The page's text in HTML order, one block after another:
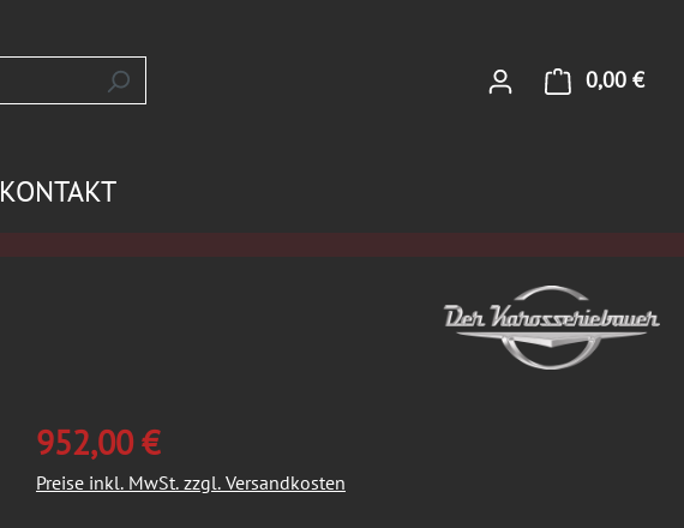
0,00 €
KONTAKT
952,00 €
Preise inkl. MwSt. zzgl. Versandkosten